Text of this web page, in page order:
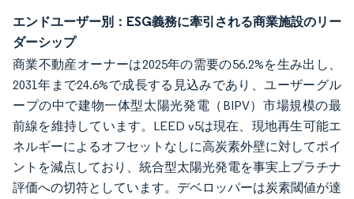
エンドユーザー別：ESG義務に牽引される商業施設のリー
ダーシップ
商業不動産オーナーは2025年の需要の56.2%を生み出し、
2031年まで24.6%で成長する見込みであり、ユーザーグル
ープの中で建物一体型太陽光発電（BIPV）市場規模の最
前線を維持しています。LEED v5は現在、現地再生可能エ
ネルギーによるオフセットなしに高炭素外壁に対してポイ
ントを減点しており、統合型太陽光発電を事実上プラチナ
評価への切符としています。デベロッパーは炭素閾値が達